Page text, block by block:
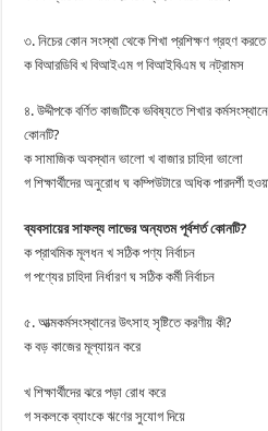
৩. নিচের কোন সংস্থা থেকে শিখা প্রশিক্ষণ গ্রহণ করতে
ক বিআরডিবি খ বিআইএম গ বিআইবিএম ঘ নট্রামস
৪. উদ্দীপকে বর্ণিত কাজটিকে ভবিষ্যতে শিখার
কোনটি?
ক সামাজিক অবস্থান ভালো খ বাজার চাহিদা ভালো
গ শিক্ষার্থীদের অনুরোধ ঘ কম্পিউটারে অধিক পারদর্শী
ব্যবসায়ের সাফল্য লাভের অন্যতম পূর্বশর্ত কোনটি?
ক প্রাথমিক মূলধন খ সঠিক পণ্য নির্বাচন
গ পণ্যের চাহিদা নির্ধারণ ঘ সঠিক কর্মী নির্বাচন
৫. আত্মকর্মসংস্থানের উৎসাহ সৃষ্টিতে করণীয় কী?
ক বড় কাজের মূল্যায়ন করে
খ শিক্ষার্থীদের ঝরে পড়া রোধ করে
গ সকলকে ব্যাংকে ঋণের সুযোগ দিয়ে